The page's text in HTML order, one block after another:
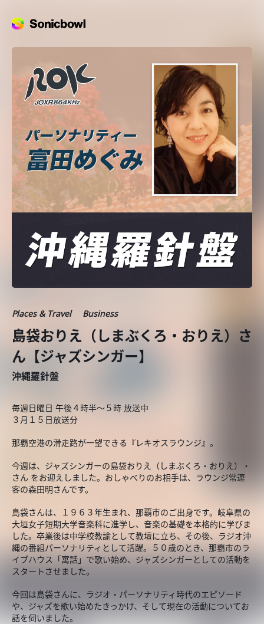
Places & Travel Business
島袋おりえ（しまぶくろ・おりえ）さ
ん【ジャズシンガー】
沖縄羅針盤
毎週日曜日 午後４時半～５時 放送中
３月１５日放送分
那覇空港の滑走路が一望できる『レキオスラウンジ』。
今週は、ジャズシンガーの島袋おりえ（しまぶくろ・おりえ）・
さん をお迎えしました。おしゃべりのお相手は、ラウンジ常連
客の森田明さんです。
島袋さんは、１９６３年生まれ、那覇市のご出身です。岐阜県の
大垣女子短期大学音楽科に進学し、音楽の基礎を本格的に学びま
した。卒業後は中学校教諭として教壇に立ち、その後、ラジオ沖
縄の番組パーソナリティとして活躍。５０歳のとき、那覇市のラ
イブハウス「寓話」で歌い始め、ジャズシンガーとしての活動を
スタートさせました。
今回は島袋さんに、ラジオ・パーソナリティ時代のエピソード
や、ジャズを歌い始めたきっかけ、そして現在の活動についてお
話を伺いました。